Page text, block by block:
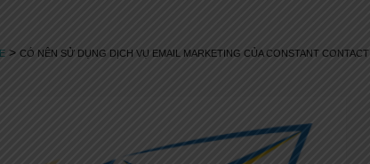
> CÓ NÊN SỬ DỤNG DỊCH VỤ EMAIL MARKETING CỦA CONSTANT CONTACT